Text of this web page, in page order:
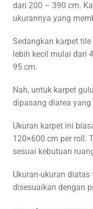
dari 200 – 390 cm.
ukurannya yang
Sedangkan karpet
lebih kecil mulai dari
95 cm.
Nah, untuk karpet
dipasang diarea
Ukuran karpet ini
120×600 cm per roll.
sesuai kebutuan
Ukuran-ukuran
disesuaikan dengan